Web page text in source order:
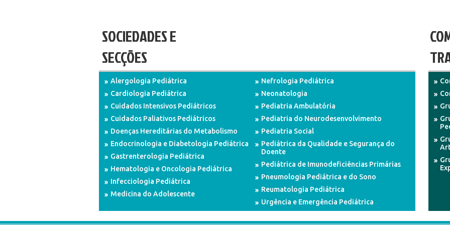
SOCIEDADES E
SECÇÕES
Alergologia Pediátrica
Cardiologia Pediátrica
Cuidados Intensivos Pediátricos
Cuidados Paliativos Pediátricos
Doenças Hereditárias do Metabolismo
Endocrinologia e Diabetologia Pediátrica
Gastrenterologia Pediátrica
Hematologia e Oncologia Pediátrica
Infecciologia Pediátrica
Medicina do Adolescente
Nefrologia Pediátrica
Neonatologia
Pediatria Ambulatória
Pediatria do Neurodesenvolvimento
Pediatria Social
Pediátrica da Qualidade e Segurança do
Doente
Pediátrica de Imunodeficiências Primárias
Pneumologia Pediátrica e do Sono
Reumatologia Pediátrica
Urgência e Emergência Pediátrica